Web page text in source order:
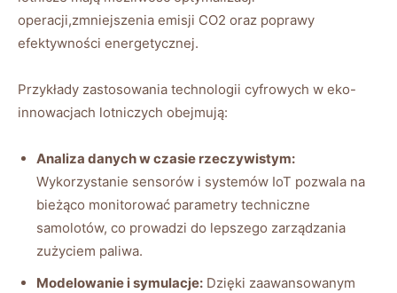
operacji,zmniejszenia emisji CO2 oraz poprawy
efektywności energetycznej.
Przykłady zastosowania technologii cyfrowych w eko-
innowacjach lotniczych obejmują:
Analiza danych w czasie rzeczywistym:
Wykorzystanie sensorów i systemów IoT pozwala na
bieżąco monitorować parametry techniczne
samolotów, co prowadzi do lepszego zarządzania
zużyciem paliwa.
Modelowanie i symulacje: Dzięki zaawansowanym